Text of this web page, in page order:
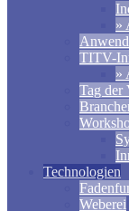
»
TITV-
»
Tag der
Technologien
Weberei